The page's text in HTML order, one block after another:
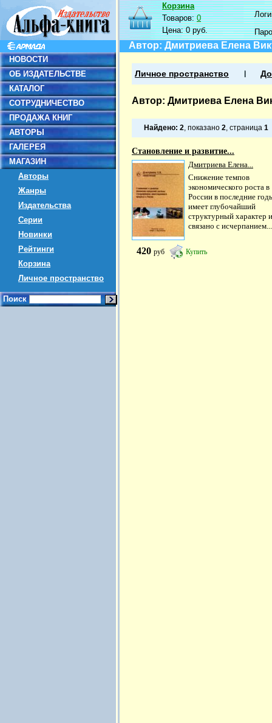
НОВОСТИ
ОБ ИЗДАТЕЛЬСТВЕ
КАТАЛОГ
СОТРУДНИЧЕСТВО
ПРОДАЖА КНИГ
АВТОРЫ
ГАЛЕРЕЯ
МАГАЗИН
Авторы
Жанры
Издательства
Серии
Новинки
Рейтинги
Корзина
Личное пространство
Поиск
Корзина
Товаров:0
Цена:0 руб.
Автор: Дмитриева Елена
Личное пространство
Автор: Дмитриева Елена
Найдено: 2, показано 2, страница 1
Становление и развитие...
Дмитриева Елена...
Снижение темпов
экономического роста в
России в последние
имеет глубочайший
структурный характер и
связано с исчерпанием...
420 руб Купить